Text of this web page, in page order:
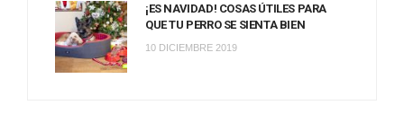
¡ES NAVIDAD! COSAS ÚTILES PARA
QUE TU PERRO SE SIENTA BIEN
10 DICIEMBRE 2019